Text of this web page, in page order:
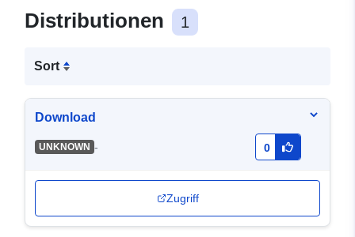
Distributionen 1
Sort
Download
UNKNOWN - 0
Zugriff